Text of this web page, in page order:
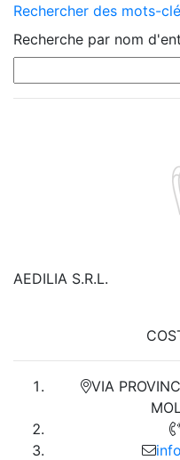
Rechercher des mots-
Recherche par nom
AEDILIA S.R.L.
VIA